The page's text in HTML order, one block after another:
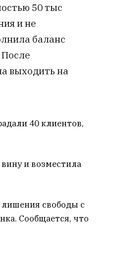
50 тыс
и не
баланс
выходить на
40 клиентов,
и возместила
лишения свободы с
Сообщается, что